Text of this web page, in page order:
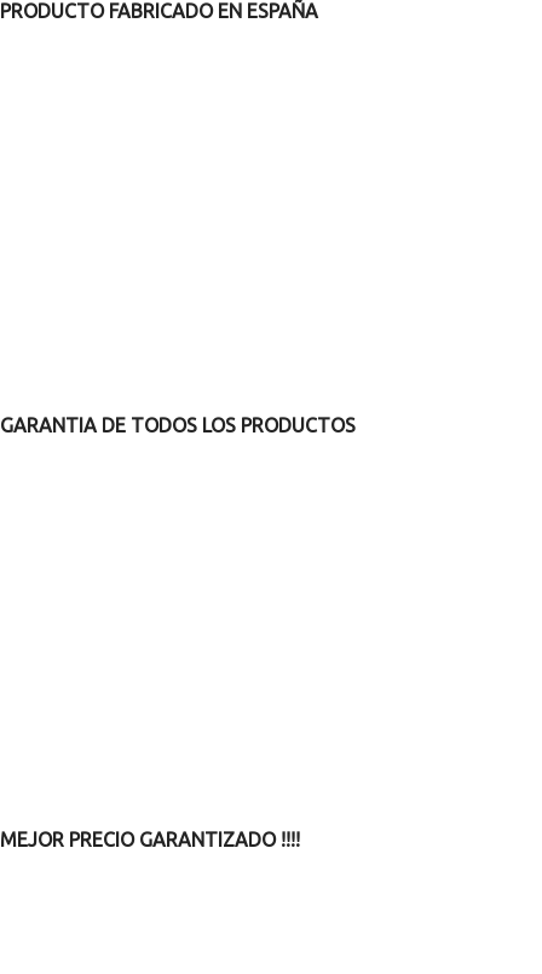
PRODUCTO FABRICADO EN ESPAÑA
GARANTIA DE TODOS LOS PRODUCTOS
MEJOR PRECIO GARANTIZADO !!!!